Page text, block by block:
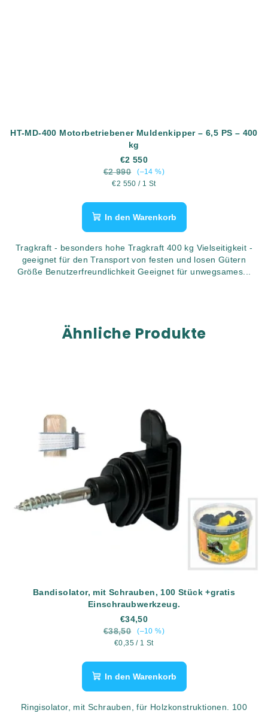
HT-MD-400 Motorbetriebener Muldenkipper – 6,5 PS – 400
kg
€2 550
€2 990
(–14 %)
Verkaufspreis:
€2 550 / 1 St
In den Warenkorb
Tragkraft - besonders hohe Tragkraft 400 kg Vielseitigkeit -
geeignet für den Transport von festen und losen Gütern
Größe Benutzerfreundlichkeit Geeignet für unwegsames...
Ähnliche Produkte
Bandisolator, mit Schrauben, 100 Stück +gratis
Einschraubwerkzeug.
€34,50
€38,50
(–10 %)
Verkaufspreis:
€0,35 / 1 St
In den Warenkorb
Ringisolator, mit Schrauben, für Holzkonstruktionen. 100